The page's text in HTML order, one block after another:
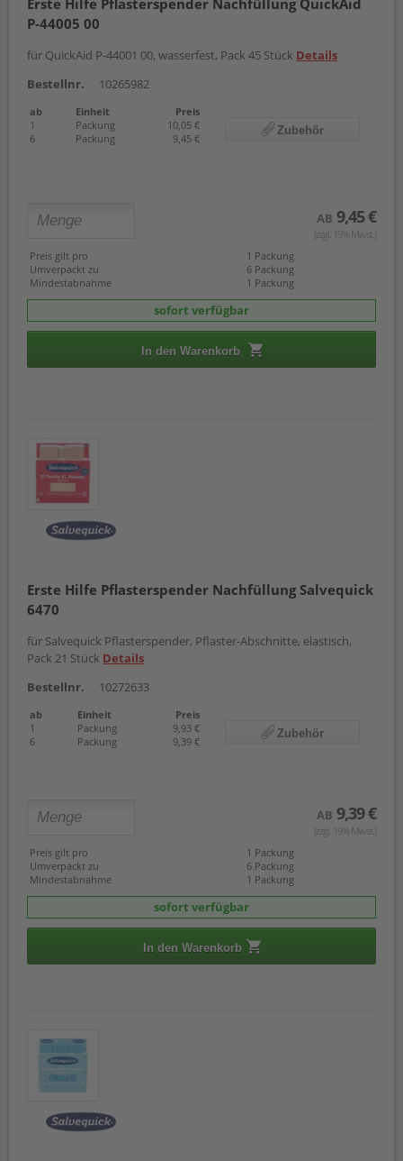
P-44005 00
für QuickAid P-44001 00, wasserfest, Pack 45 Stück Details
Bestellnr.
10265982
ab Einheit
Preis
1
Packung
10,05 €
6
Packung 9,45 €
Zubehör
AB 9,45 €
(zzgl. 19% Mwst.)
Preis gilt pro
1 Packung
Umverpackt zu
6 Packung
Mindestabnahme
1 Packung
sofort verfügbar
In den Warenkorb
Erste Hilfe Pflasterspender Nachfüllung Salvequick
6470
für Salvequick Pflasterspender, Pflaster-Abschnitte, elastisch,
Pack 21 Stück Details
Bestellnr.
10272633
ab Einheit
Preis
1
Packung
9,93 €
6
Packung 9,39 €
Zubehör
AB 9,39 €
(zzgl. 19% Mwst.)
Preis gilt pro
1 Packung
Umverpackt zu
6 Packung
Mindestabnahme
1 Packung
sofort verfügbar
In den Warenkorb